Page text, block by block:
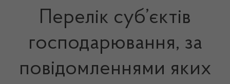
Перелік суб’єктів
господарювання, за
повідомленнями яких